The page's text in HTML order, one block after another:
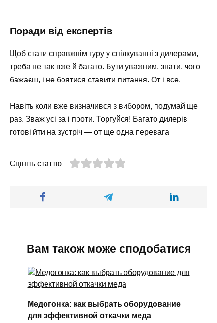
Поради від експертів
Щоб стати справжнім гуру у спілкуванні з дилерами,
треба не так вже й багато. Бути уважним, знати, чого
бажаєш, і не боятися ставити питання. От і все.
Навіть коли вже визначився з вибором, подумай ще
раз. Зваж усі за і проти. Торгуйся! Багато дилерів
готові йти на зустріч — от ще одна перевага.
Оцініть статтю
Вам також може сподобатися
Медогонка: как выбрать оборудование
для эффективной откачки меда